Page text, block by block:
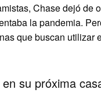
Chase dejó de
la pandemia.
que buscan utilizar
su próxima